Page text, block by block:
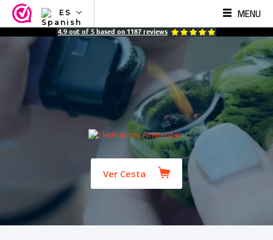
ES
NL
ES
MENU
4.9 out of 5 based on 1187 reviews
Ver Cesta